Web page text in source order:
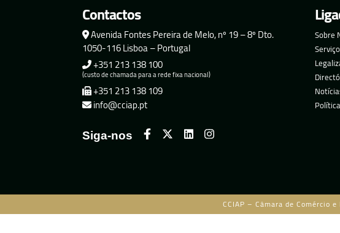
Contactos
Avenida Fontes Pereira de Melo, nº 19 – 8º Dto.
1050-116 Lisboa – Portugal
+351 213 138 100
(custo de chamada para a rede fixa nacional)
+351 213 138 109
info@cciap.pt
Siga-nos
Sobre
CCIAP – Câmara de Comércio